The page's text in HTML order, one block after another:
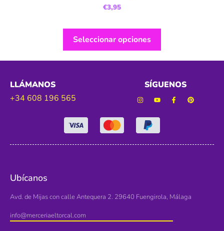
€3,95
Seleccionar opciones
LLÁMANOS
+34 608 196 565
SÍGUENOS
Ubícanos
Avd. de Mijas con calle Antequera 2. 29640 Fuengirola, Málaga
info@merceriaeltorcal.com